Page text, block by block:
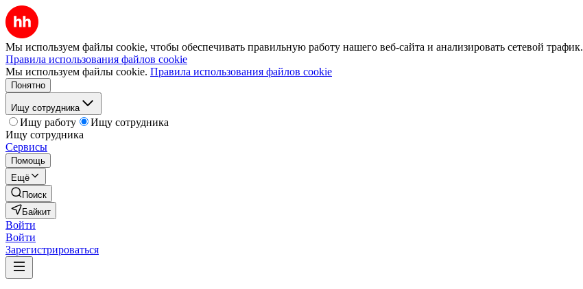
Мы используем файлы cookie, чтобы обеспечивать правильную работу нашего веб-сайта и анализировать сетевой трафик.
Правила использования файлов cookie
Мы используем файлы cookie. Правила использования файлов cookie
Понятно
Ищу сотрудника
Ищу работу
Ищу сотрудника
Ищу сотрудника
Сервисы
Помощь
Ещё
Поиск
Байкит
Войти
Войти
Зарегистрироваться